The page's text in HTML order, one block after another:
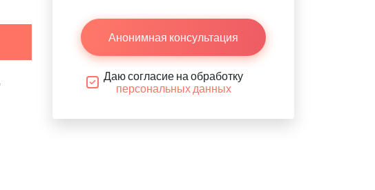
Анонимная консультация
Даю согласие на обработку
персональных данных